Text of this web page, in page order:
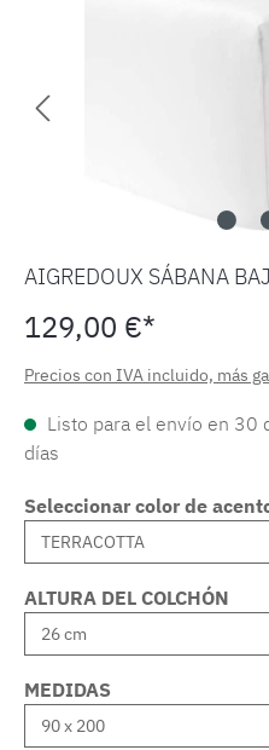
AIGREDOUX SÁBANA
129,00 €*
Precios con IVA incluido, más
Listo para el envío en 30
días
Seleccionar color de
ALTURA DEL COLCHÓN
MEDIDAS